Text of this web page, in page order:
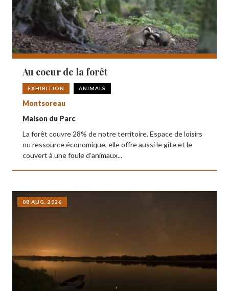
Au coeur de la forêt
EXHIBITION ANIMALS
Montsoreau
Maison du Parc
La forêt couvre 28% de notre territoire. Espace de loisirs
ou ressource économique, elle offre aussi le gîte et le
couvert à une foule d’animaux...
08 AUG. 2026